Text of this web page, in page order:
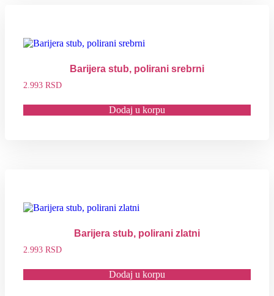
Barijera stub, polirani srebrni
2.993 RSD
Dodaj u korpu
Barijera stub, polirani zlatni
2.993 RSD
Dodaj u korpu